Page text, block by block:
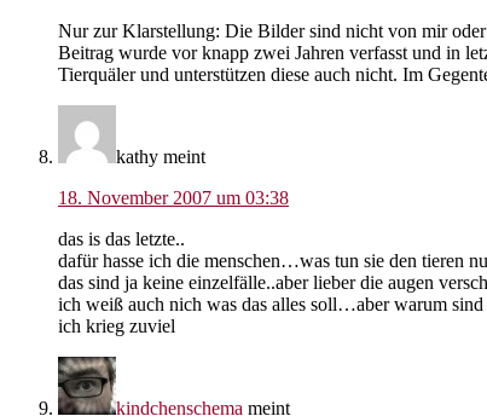
Nur zur Klarstellung: Die Bilder sind nicht von mir
Beitrag wurde vor knapp zwei Jahren verfasst und in
Tierquäler und unterstützen diese auch nicht. Im
kathy meint
18. November 2007 um 03:38
das is das letzte..
dafür hasse ich die menschen…was tun sie den tieren
das sind ja keine einzelfälle..aber lieber die augen
ich weiß auch nich was das alles soll…aber warum sind
ich krieg zuviel
kindchenschema meint